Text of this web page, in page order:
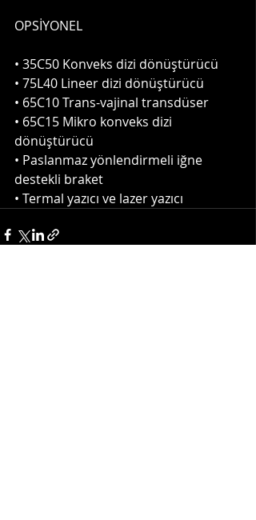
OPSİYONEL
• 35C50 Konveks dizi dönüştürücü
• 75L40 Lineer dizi dönüştürücü
• 65C10 Trans-vajinal transdüser
• 65C15 Mikro konveks dizi
dönüştürücü
• Paslanmaz yönlendirmeli iğne
destekli braket
• Termal yazıcı ve lazer yazıcı